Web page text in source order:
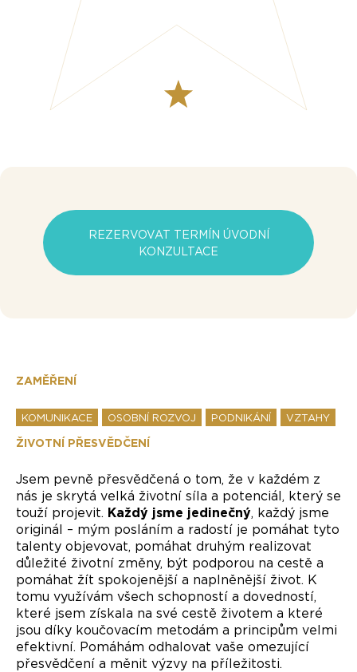
REZERVOVAT TERMÍN ÚVODNÍ
KONZULTACE
ZAMĚŘENÍ
KOMUNIKACE OSOBNÍ ROZVOJ PODNIKÁNÍ VZTAHY
ŽIVOTNÍ PŘESVĚDČENÍ
Jsem pevně přesvědčená o tom, že v každém z
nás je skrytá velká životní síla a potenciál, který se
touží projevit. Každý jsme jedinečný, každý jsme
originál – mým posláním a radostí je pomáhat tyto
talenty objevovat, pomáhat druhým realizovat
důležité životní změny, být podporou na cestě a
pomáhat žít spokojenější a naplněnější život. K
tomu využívám všech schopností a dovedností,
které jsem získala na své cestě životem a které
jsou díky koučovacím metodám a principům velmi
efektivní. Pomáhám odhalovat vaše omezující
přesvědčení a měnit výzvy na příležitosti.